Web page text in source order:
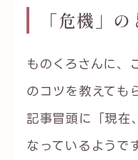
「危機」
ものくろさんに、
のコツを教えても
記事冒頭に「現在
なっているようで